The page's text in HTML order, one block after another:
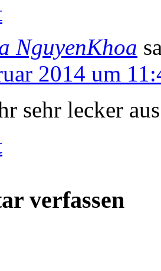
NguyenKhoa
2014 um
sehr lecker
verfassen